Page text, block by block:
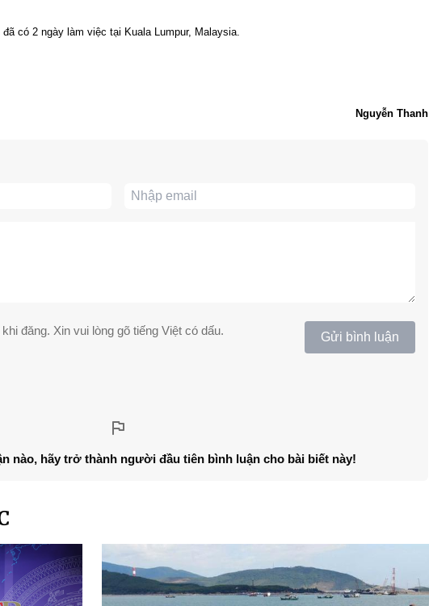
có 2 ngày làm việc tại Kuala Lumpur, Malaysia.
Nguyễn Thanh
đăng. Xin vui lòng gõ tiếng Việt có dấu. Gửi bình luận
nào, hãy trở thành người đầu tiên bình luận cho bài biết này!